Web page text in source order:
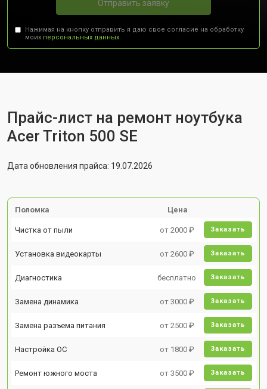
Отправить заявку
Нажимая на кнопку отправить я даю свое согласие на обработку
моих персональных данных.
Прайс-лист на ремонт ноутбука
Acer Triton 500 SE
Дата обновления прайса: 19.07.2026
Поломка Цена
Чистка от пыли от 2000 ₽ Заказать
Установка видеокарты от 2600 ₽ Заказать
Диагностика бесплатно Заказать
Замена динамика от 3000 ₽ Заказать
Замена разъема питания от 2500 ₽ Заказать
Настройка ОС от 1800 ₽ Заказать
Ремонт южного моста от 3500 ₽ Заказать